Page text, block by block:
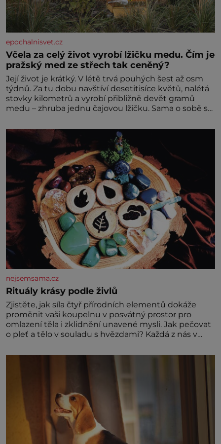
epochalnisvet.cz
Včela za celý život vyrobí lžičku medu. Čím je
pražský med ze střech tak ceněný?
Její život je krátký. V létě trvá pouhých šest až osm
týdnů. Za tu dobu navštíví desetitisíce květů, nalétá
stovky kilometrů a vyrobí přibližně devět gramů
medu – zhruba jednu čajovou lžičku. Sama o sobě se
dalšími desítkami tisíc příslušnic svého včelstva,
vznikne jeden z nejdokonalejších organismů
nejsemsama.cz
Rituály krásy podle živlů
Zjistěte, jak síla čtyř přírodních elementů dokáže
proměnit vaši koupelnu v posvátný prostor pro
omlazení těla i zklidnění unavené mysli. Jak pečovat
o pleť a tělo v souladu s hvězdami? Každá z nás v
naší povaze, ale i v potřebách naší pokožky. Ohnivá
znamení Ženy narozené ve znamení Berana, Lva a
Střelce v sobě nesou žár, odvahu a neutuchající elán.